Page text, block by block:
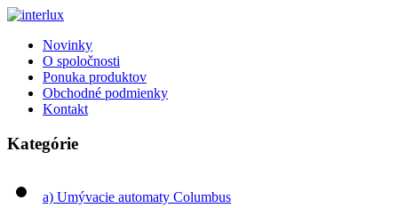
Novinky
O spoločnosti
Ponuka produktov
Obchodné podmienky
Kontakt
Kategórie
a) Umývacie automaty Columbus